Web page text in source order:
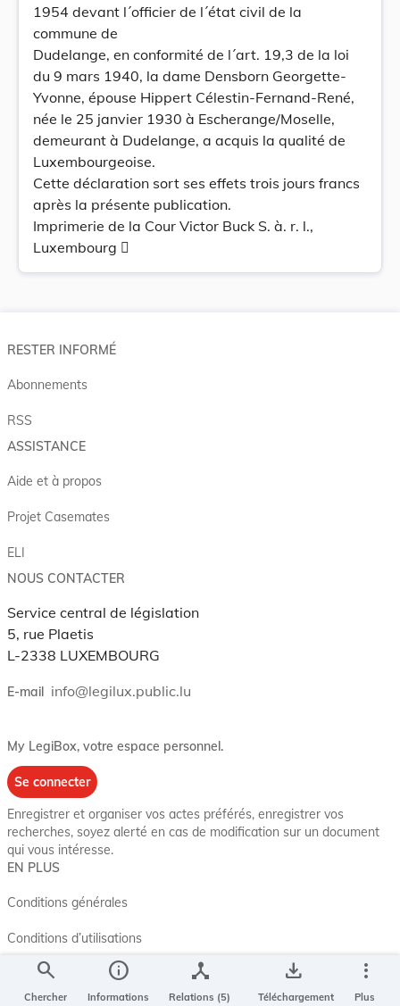
1954 devant l´officier de l´état civil de la
commune de
Dudelange, en conformité de l´art. 19,3 de la loi
du 9 mars 1940, la dame Densborn Georgette-
Yvonne, épouse Hippert Célestin-Fernand-René,
née le 25 janvier 1930 à Escherange/Moselle,
demeurant à Dudelange, a acquis la qualité de
Luxembourgeoise.
Cette déclaration sort ses effets trois jours francs
après la présente publication.
Imprimerie de la Cour Victor Buck S. à. r. l.,
Luxembourg 
search
Chercher
info
Informations
device_hub
Relations (5)
save_alt
Téléchargement
more_vert
Plus
RESTER INFORMÉ
Abonnements
RSS
ASSISTANCE
Aide et à propos
Projet Casemates
ELI
NOUS CONTACTER
Service central de législation
5, rue Plaetis
L-2338 LUXEMBOURG
E-mail info@legilux.public.lu
My LegiBox, votre espace personnel.
Se connecter
Enregistrer et organiser vos actes préférés, enregistrer vos
recherches, soyez alerté en cas de modification sur un document
qui vous intéresse.
EN PLUS
Conditions générales
Conditions d’utilisations
Accessibilité